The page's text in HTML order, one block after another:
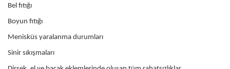
Bel fıtığı
Boyun fıtığı
Menisküs yaralanma durumları
Sinir sıkışmaları